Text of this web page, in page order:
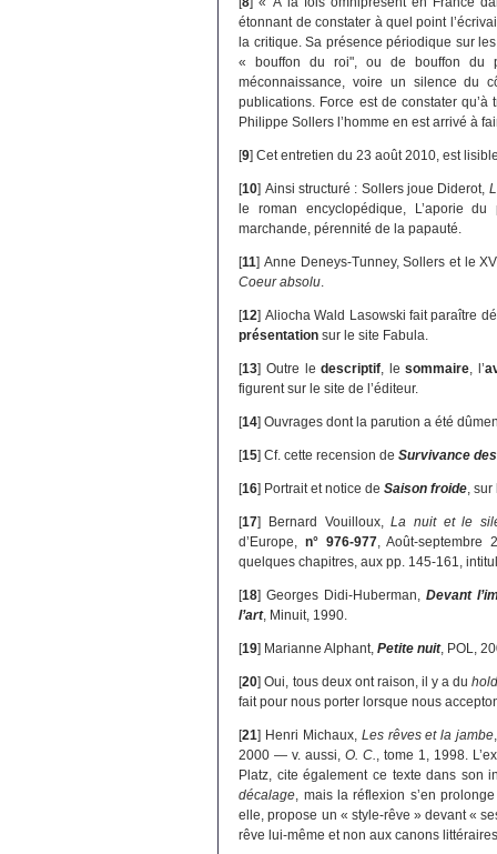
étonnant de constater à quel point
la critique. Sa présence périodique sur
« bouffon du roi", ou de bouffon du
méconnaissance, voire un silence du
publications. Force est de constater
Philippe Sollers l’homme en est arrivé à
[9]Cet entretien du 23 août 2010, est
[10] Ainsi structuré : Sollers joue Diderot,
le roman encyclopédique, L’aporie
marchande, pérennité de la papauté.
[11]Anne Deneys-Tunney, Sollers et le
Coeur absolu.
[12] Aliocha Wald Lasowski fait paraître
présentation sur le site Fabula.
[13] Outre ledescriptif, lesommaire, l’
figurent sur le site de l’éditeur.
[14]Ouvrages dont la parution a été
[15]Cf. cette recension deSurvivance
[16] Portrait et notice deSaison froide, sur
[17] Bernard Vouilloux,La nuit et le
d’Europe, n° 976-977, Août-septembre
quelques chapitres, aux pp. 145-161,
[18]Georges Didi-Huberman,Devant
l’art, Minuit, 1990.
[19] Marianne Alphant,Petite nuit, POL,
[20]Oui, tous deux ont raison, il y a du
fait pour nous porter lorsque nous
[21] Henri Michaux, Les rêves et la jambe
2000 — v. aussi,O. C., tome 1, 1998.
Platz, cite également ce texte dans son
décalage, mais la réflexion s’en
elle, propose un « style-rêve » devant «
rêve lui-même et non aux canons